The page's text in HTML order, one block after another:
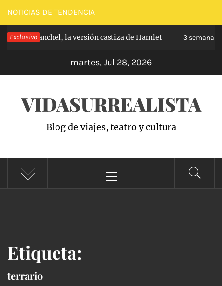
Saltar
al
contenido
NOTICIAS DE TENDENCIA
Exclusivo
Carabanchel, la versión castiza de Hamlet 3 semanas
martes, Jul 28, 2026
VIDASURREALISTA
Blog de viajes, teatro y cultura
principal
Etiqueta:
terrario